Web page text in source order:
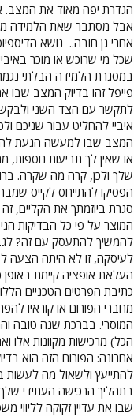
הגדרת יפה מאוד את המצב.
אבל מסתבר שאת הלמידה
אחרי גן חובה.. נושא
שכל מי שרוכש או מוכר
במסגרת הלמידה הבלתי
פייפל זהו בדיוק המצב שבו
לתקשר עם הצד השני ולבקש
איביי להחליט עבור שניכם
המצב שבו למעשה הגעת
או שאין לך תביעות
שלך ולכן, קרה מה שקרה.
הפסיקו להתייחס לקייס
סגרת ביוזמתך את הקליים,
המוצר על פי כל הבדיקות
להמשיך להתעסק עם זה?
לעיסקה, זו לא היתה הצעה
העלאת אופציה קיימת באופן
כתיבת הפרטים הטכניים
מחברי הפורום או קוראיו
המוסרי. בברכת שנה טובה
הכל) מרכישות מקוונות אלו
אחרונה: הפורום הזה הוא
להתייעץ ולשאול מה
בתהליך הרכישה העתידי
שבו את עדיין זקוקה לליווי